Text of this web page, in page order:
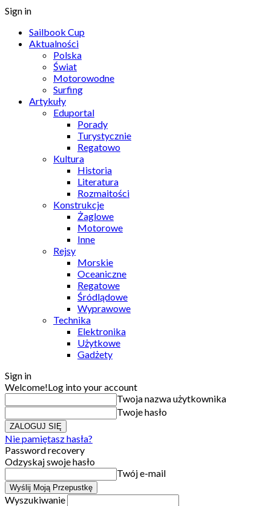
Sign in
Sailbook Cup
Aktualności
Polska
Świat
Motorowodne
Surfing
Artykuły
Eduportal
Porady
Turystycznie
Regatowo
Kultura
Historia
Literatura
Rozmaitości
Konstrukcje
Żaglowe
Motorowe
Inne
Rejsy
Morskie
Oceaniczne
Regatowe
Śródlądowe
Wyprawowe
Technika
Elektronika
Użytkowe
Gadżety
Sign in
Welcome!Log into your account
Twoja nazwa użytkownika
Twoje hasło
Nie pamiętasz hasła?
Password recovery
Odzyskaj swoje hasło
Twój e-mail
Wyszukiwanie